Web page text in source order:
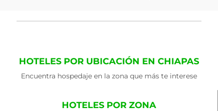
HOTELES POR UBICACIÓN EN CHIAPAS
Encuentra hospedaje en la zona que más te interese
HOTELES POR ZONA